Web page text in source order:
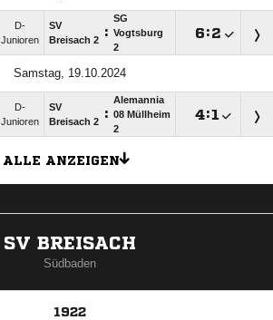
D-
Junioren
SV
Breisach 2 :
SG
Vogtsburg
2
:
Samstag, 19.10.2024
D-
Junioren
SV
Breisach 2 :
Alemannia
08 Müllheim
2
:
ALLE ANZEIGEN
SV BREISACH
Südbaden
1922